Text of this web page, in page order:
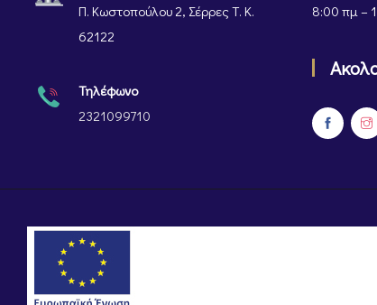
Π. Κωστοπούλου 2, Σέρρες Τ. Κ.
62122
Τηλέφωνο
2321099710
8:00 πμ –